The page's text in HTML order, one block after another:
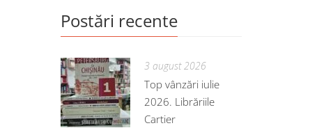
Postări recente
3 august 2026
Top vânzări iulie
2026. Librăriile
Cartier